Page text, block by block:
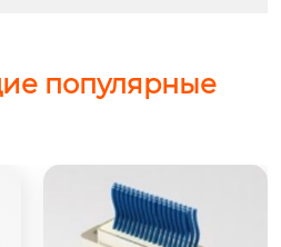
популярные